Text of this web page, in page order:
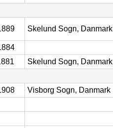
Skelund Sogn, Danmark
Skelund Sogn, Danmark
Visborg Sogn, Danmark